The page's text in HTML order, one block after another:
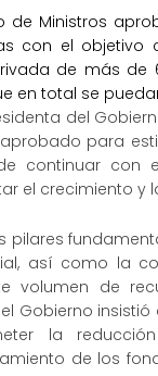
de Ministros
con el objetivo
de más de
en total se
del
para
continuar con
el crecimiento y
pilares
así como la
volumen de
el Gobierno
la
de los